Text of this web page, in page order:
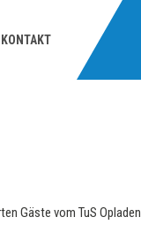
KONTAKT
Gäste vom TuS Opladen